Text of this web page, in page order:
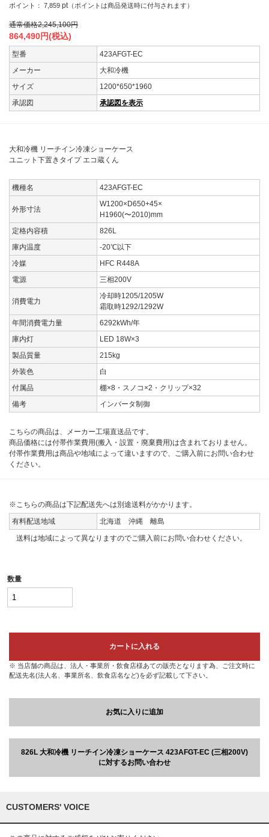
ポイント： 7,859 pt （ポイントは商品発送時に付与されます）
通常価格2,245,100円
864,490円(税込)
型番
423AFGT-EC
メーカー
大和冷機
サイズ
1200*650*1960
承認図
承認図を表示
大和冷機 リーチイン冷凍ショーケース
ユニット下置きタイプ エコ蔵くん
機種名 423AFGT-EC
外形寸法
W1200×D650+45×
H1960(〜2010)mm
定格内容積
826L
庫内温度
-20℃以下
冷媒
HFC R448A
電源
三相200V
消費電力
冷却時1205/1205W
霜取時1292/1292W
年間消費電力量
6292kWh/年
庫内灯
LED 18W×3
製品質量
215kg
外装色
白
付属品
棚×8・スノコ×2・クリップ×32
備考
インバータ制御
こちらの商品は、メーカー工場直送品です。
商品価格には付帯作業費用(搬入・設置・廃棄費用)は含まれておりません。
付帯作業費用は商品や地域によって違いますので、ご購入前にお問い合わせ
ください。
※こちらの商品は下記配送先へは別途送料がかかります。
有料配送地域
北海道 沖縄 離島
送料は地域によって異なりますのでご購入前にお問い合わせください。
数量
カートに入れる
※ 当店舗の商品は、法人・事業所・飲食店様あての販売となります為、ご注文時に
配送先名(法人名、事業所名、飲食店名など)を必ず記載して下さい。
お気に入りに追加
826L 大和冷機 リーチイン冷凍ショーケース 423AFGT-EC (三相200V)
に対するお問い合わせ
CUSTOMERS' VOICE